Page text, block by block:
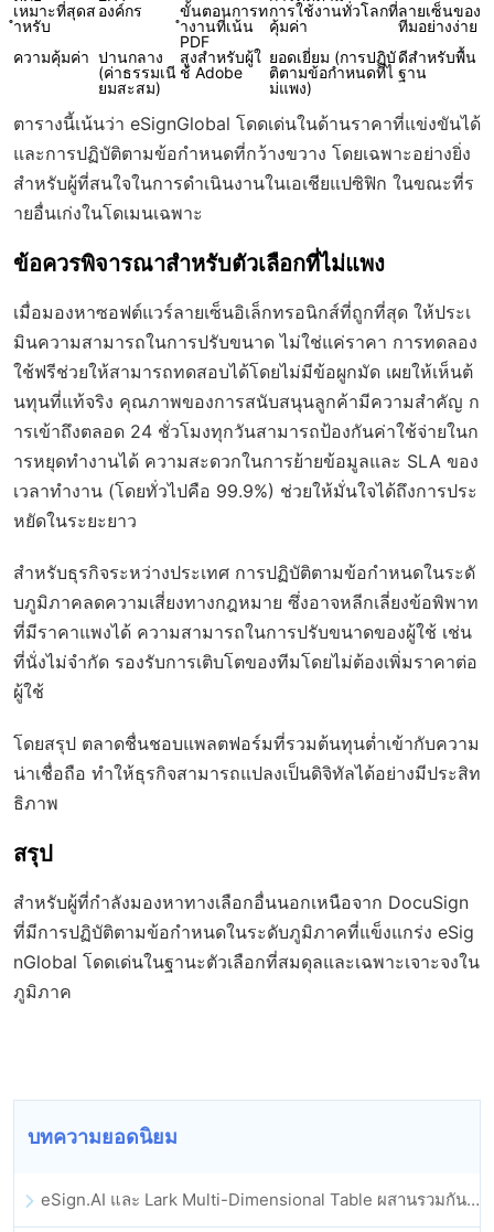
เหมาะที่สุดส
ำหรับ
องค์กร
ขั้นตอนการท
ำงานที่เน้น
PDF
การใช้งานทั่วโลกที่
คุ้มค่า
ลายเซ็นของ
ทีมอย่างง่าย
ความคุ้มค่า ปานกลาง
(ค่าธรรมเนี
ยมสะสม)
สูงสำหรับผู้ใ
ช้ Adobe
ยอดเยี่ยม (การปฏิบั
ติตามข้อกำหนดที่ไ
ม่แพง)
ดีสำหรับพื้น
ฐาน
ตารางนี้เน้นว่า eSignGlobal โดดเด่นในด้านราคาที่แข่งขันได้
และการปฏิบัติตามข้อกำหนดที่กว้างขวาง โดยเฉพาะอย่างยิ่ง
สำหรับผู้ที่สนใจในการดำเนินงานในเอเชียแปซิฟิก ในขณะที่ร
ายอื่นเก่งในโดเมนเฉพาะ
ข้อควรพิจารณาสำหรับตัวเลือกที่ไม่แพง
เมื่อมองหาซอฟต์แวร์ลายเซ็นอิเล็กทรอนิกส์ที่ถูกที่สุด ให้ประเ
มินความสามารถในการปรับขนาด ไม่ใช่แค่ราคา การทดลอง
ใช้ฟรีช่วยให้สามารถทดสอบได้โดยไม่มีข้อผูกมัด เผยให้เห็นต้
นทุนที่แท้จริง คุณภาพของการสนับสนุนลูกค้ามีความสำคัญ ก
ารเข้าถึงตลอด 24 ชั่วโมงทุกวันสามารถป้องกันค่าใช้จ่ายในก
ารหยุดทำงานได้ ความสะดวกในการย้ายข้อมูลและ SLA ของ
เวลาทำงาน (โดยทั่วไปคือ 99.9%) ช่วยให้มั่นใจได้ถึงการประ
หยัดในระยะยาว
สำหรับธุรกิจระหว่างประเทศ การปฏิบัติตามข้อกำหนดในระดั
บภูมิภาคลดความเสี่ยงทางกฎหมาย ซึ่งอาจหลีกเลี่ยงข้อพิพาท
ที่มีราคาแพงได้ ความสามารถในการปรับขนาดของผู้ใช้ เช่น
ที่นั่งไม่จำกัด รองรับการเติบโตของทีมโดยไม่ต้องเพิ่มราคาต่อ
ผู้ใช้
โดยสรุป ตลาดชื่นชอบแพลตฟอร์มที่รวมต้นทุนต่ำเข้ากับความ
น่าเชื่อถือ ทำให้ธุรกิจสามารถแปลงเป็นดิจิทัลได้อย่างมีประสิท
ธิภาพ
สรุป
สำหรับผู้ที่กำลังมองหาทางเลือกอื่นนอกเหนือจาก DocuSign
ที่มีการปฏิบัติตามข้อกำหนดในระดับภูมิภาคที่แข็งแกร่ง eSig
nGlobal โดดเด่นในฐานะตัวเลือกที่สมดุลและเฉพาะเจาะจงใน
ภูมิภาค
บทความยอดนิยม
eSign.AI และ Lark Multi-Dimensional Table ผสานรวมกันอย่างเป็นทางการ: การลงนามและการเก็บถาวรสัญญาอิเล็กทรอนิกส์แบบอัตโนมัติเต็มรูปแบบ